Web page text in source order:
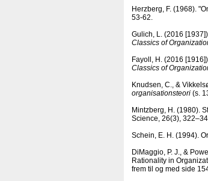
Herzberg, F. (1968).
53-62.
Gulich, L. (2016
Classics of
Fayoll, H. (2016
Classics of
Knudsen, C., &
organisationsteori (s.
Mintzberg, H. (1980).
Science, 26(3),
Schein, E. H. (1994).
DiMaggio, P. J., &
Rationality in
frem til og med side